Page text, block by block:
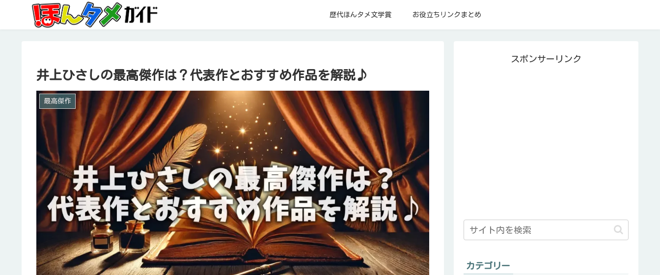
歴代ほんタメ文学賞 お役立ちリンクまとめ
井上ひさしの最高傑作は？代表作とおすすめ作品を解説♪
最高傑作
スポンサーリンク
カテゴリー